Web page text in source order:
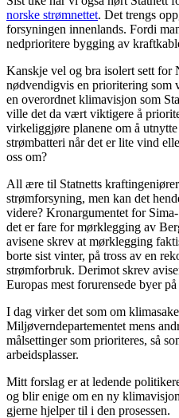
norske strømnettet. Det trengs
forsyningen innenlands. Fordi
nedprioritere bygging av
Kanskje vel og bra isolert sett for
nødvendigvis en prioritering som
en overordnet klimavisjon som
ville det da vært viktigere å
virkeliggjøre planene om å
strømbatteri når det er lite vind
oss om?
All ære til Statnetts
strømforsyning, men kan det
videre? Kronargumentet for
det er fare for mørklegging av
avisene skrev at mørklegging
borte sist vinter, på tross av en
strømforbruk. Derimot skrev
Europas mest forurensede byer
I dag virker det som om
Miljøverndepartementet mens
målsettinger som prioriteres, så
arbeidsplasser.
Mitt forslag er at ledende
og blir enige om en ny
gjerne hjelper til i den prosessen.